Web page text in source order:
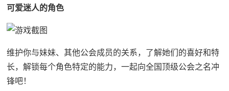
可爱迷人的角色
维护你与妹妹、其他公会成员的关系，了解她们的喜好和特
长，解锁每个角色特定的能力，一起向全国顶级公会之名冲
锋吧！